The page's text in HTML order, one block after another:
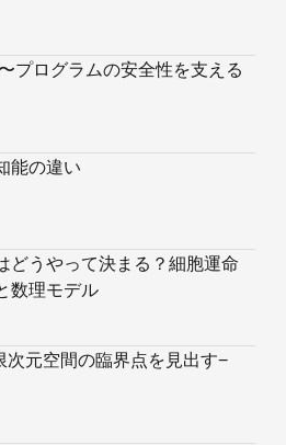
プログラムの安全性を支える
能の違い
どうやって決まる？細胞運命
数理モデル
次元空間の臨界点を見出す−